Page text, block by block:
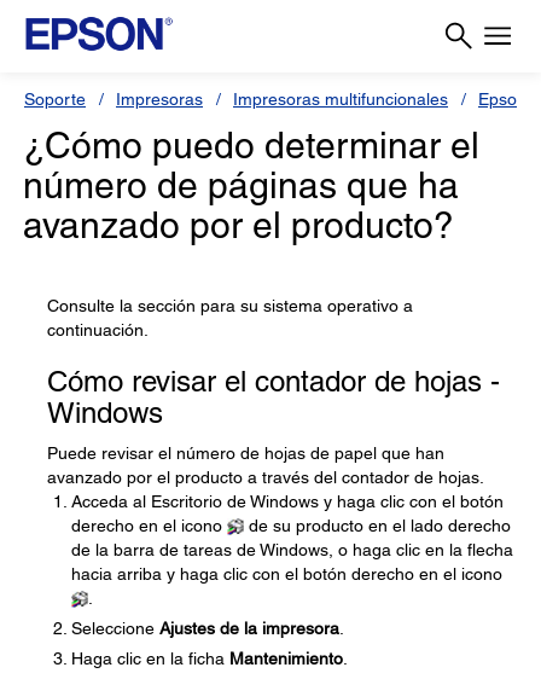
Soporte Impresoras Impresoras multifuncionales Epson
¿Cómo puedo determinar el
número de páginas que ha
avanzado por el producto?
Consulte la sección para su sistema operativo a
continuación.
Cómo revisar el contador de hojas -
Windows
Puede revisar el número de hojas de papel que han
avanzado por el producto a través del contador de hojas.
Acceda al Escritorio de Windows y haga clic con el botón
derecho en el icono
de su producto en el lado derecho
de la barra de tareas de Windows, o haga clic en la flecha
hacia arriba y haga clic con el botón derecho en el icono
Seleccione Ajustes de la impresora
Haga clic en la ficha Mantenimiento